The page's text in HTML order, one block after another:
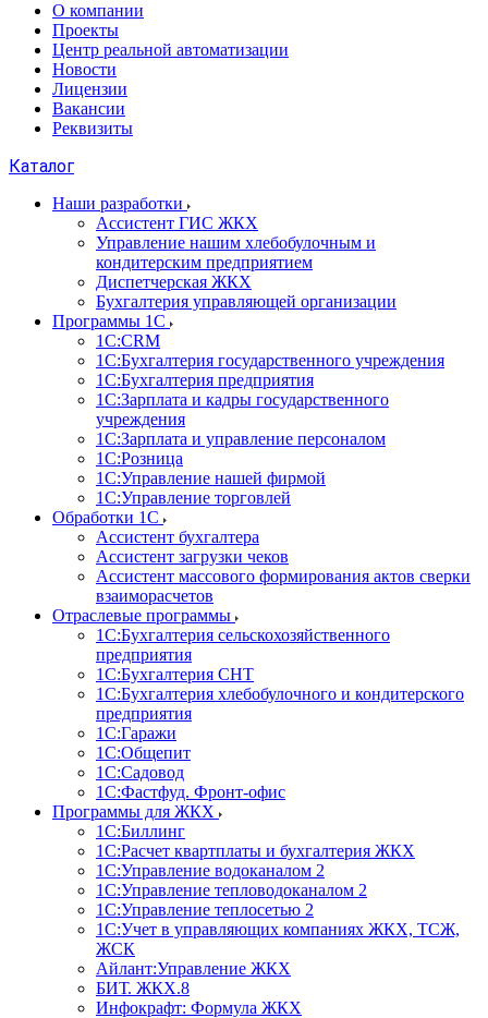
О компании
Проекты
Центр реальной автоматизации
Новости
Лицензии
Вакансии
Реквизиты
Каталог
Наши разработки
Ассистент ГИС ЖКХ
Управление нашим хлебобулочным и
кондитерским предприятием
Диспетчерская ЖКХ
Бухгалтерия управляющей организации
Программы 1С
1С:CRM
1С:Бухгалтерия государственного учреждения
1С:Бухгалтерия предприятия
1С:Зарплата и кадры государственного
учреждения
1С:Зарплата и управление персоналом
1С:Розница
1С:Управление нашей фирмой
1С:Управление торговлей
Обработки 1С
Ассистент бухгалтера
Ассистент загрузки чеков
Ассистент массового формирования актов сверки
взаиморасчетов
Отраслевые программы
1С:Бухгалтерия сельскохозяйственного
предприятия
1С:Бухгалтерия СНТ
1С:Бухгалтерия хлебобулочного и кондитерского
предприятия
1С:Гаражи
1С:Общепит
1С:Садовод
1С:Фастфуд. Фронт-офис
Программы для ЖКХ
1С:Биллинг
1С:Расчет квартплаты и бухгалтерия ЖКХ
1С:Управление водоканалом 2
1С:Управление тепловодоканалом 2
1С:Управление теплосетью 2
1С:Учет в управляющих компаниях ЖКХ, ТСЖ,
ЖСК
Айлант:Управление ЖКХ
БИТ. ЖКХ.8
Инфокрафт: Формула ЖКХ